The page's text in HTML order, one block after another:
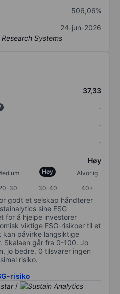
506,06%
24-jun-2026
37,33
-
-
-
Høy
Høy
Alvorlig
20-30 30-40 40+
godt et selskap håndterer
sine ESG
for å hjelpe investorer
viktige ESG-risikoer til et
kan påvirke langsiktige
Skalaen går fra 0-100. Jo
jo bedre. 0 tilsvarer ingen
risiko.
risiko
/